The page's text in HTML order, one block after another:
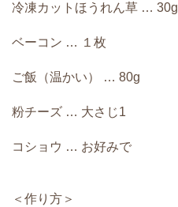
冷凍カットほうれん草 … 30g
ベーコン … １枚
ご飯（温かい） … 80g
粉チーズ … 大さじ1
コショウ … お好みで
＜作り方＞